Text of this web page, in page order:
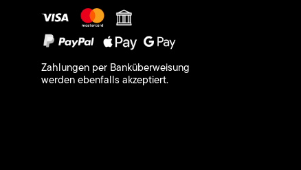
Zahlungen per Banküberweisung
werden ebenfalls akzeptiert.